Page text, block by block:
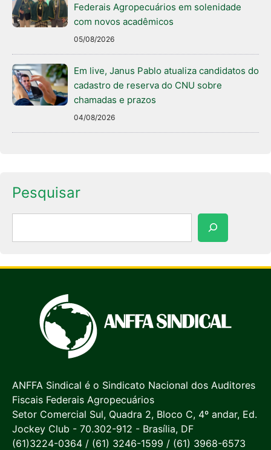
Federais Agropecuários em solenidade
com novos acadêmicos
05/08/2026
Em live, Janus Pablo atualiza candidatos do
cadastro de reserva do CNU sobre
chamadas e prazos
04/08/2026
Pesquisar
ANFFA Sindical é o Sindicato Nacional dos Auditores
Fiscais Federais Agropecuários
Setor Comercial Sul, Quadra 2, Bloco C, 4º andar, Ed.
Jockey Club - 70.302-912 - Brasília, DF
(61)3224-0364 / (61) 3246-1599 / (61) 3968-6573